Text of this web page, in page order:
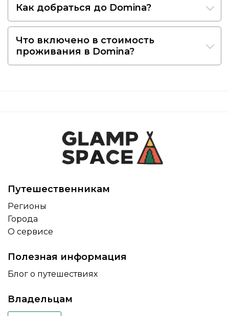
Как добраться до Domina?
Что включено в стоимость
проживания в Domina?
Путешественникам
Регионы
Города
О сервисе
Полезная информация
Блог о путешествиях
Владельцам